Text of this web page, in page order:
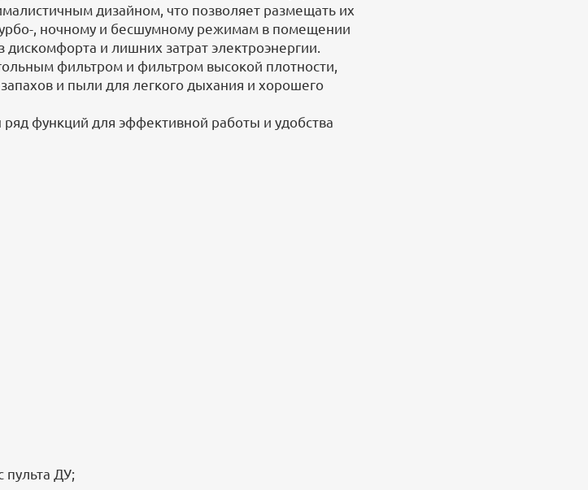
дизайном, что позволяет размещать их
, ночному и бесшумному режимам в помещении
и лишних затрат электроэнергии.
фильтром и фильтром высокой плотности,
и пыли для легкого дыхания и хорошего
функций для эффективной работы и удобства
ДУ;